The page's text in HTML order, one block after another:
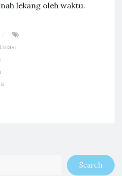
lekang oleh waktu.
Search